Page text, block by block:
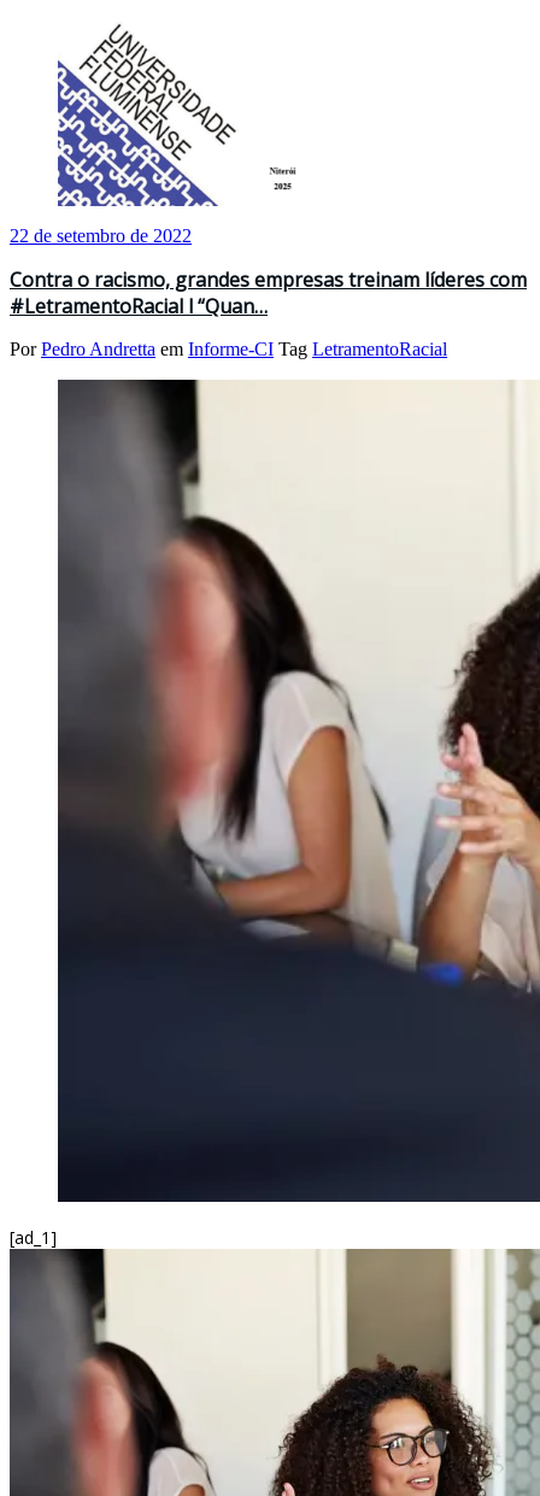
22 de setembro de 2022
Contra o racismo, grandes empresas treinam líderes com
#LetramentoRacial l “Quan…
PorPedro Andretta em Informe-CI Tag LetramentoRacial
[ad_1]